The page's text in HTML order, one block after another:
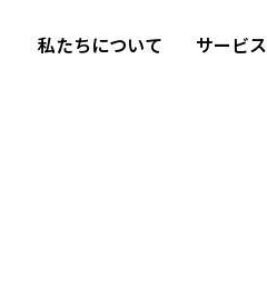
私たちについて サービス